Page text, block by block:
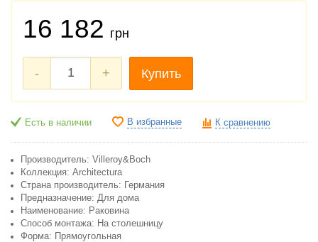
16 182 грн
- + Купить
Есть в наличии В избранные К сравнению
Производитель: Villeroy&Boch
Коллекция: Architectura
Страна производитель: Германия
Предназначение: Для дома
Наименование: Раковина
Способ монтажа: На столешницу
Форма: Прямоугольная